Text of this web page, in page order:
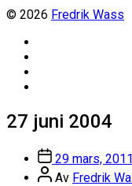
© 2026 Fredrik Wass
27 juni 2004
Inläggsdatum
29 mars, 2011
Inläggsförfattare
Av Fredrik